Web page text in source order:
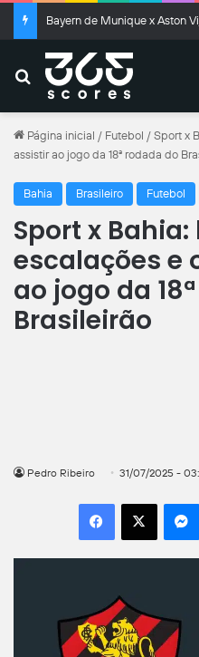
Buscar
Página inicial / Futebol / Sport x
assistir ao jogo da 18ª rodada do
Bahia Brasileiro Futebol
Sport x
escalações e
ao jogo da
Brasileirão
Pedro Ribeiro 31/07/2025 -
Facebook
X